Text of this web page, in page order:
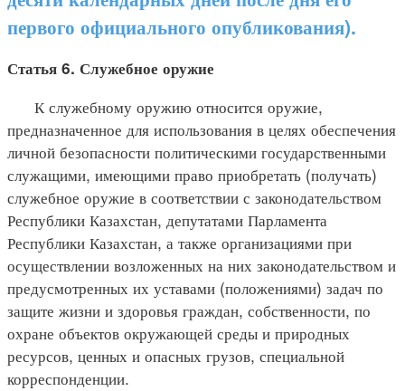
первого официального опубликования).
Статья 6. Служебное оружие
К служебному оружию относится оружие,
предназначенное для использования в целях обеспечения
личной безопасности политическими государственными
служащими, имеющими право приобретать (получать)
служебное оружие в соответствии с законодательством
Республики Казахстан, депутатами Парламента
Республики Казахстан, а также организациями при
осуществлении возложенных на них законодательством и
предусмотренных их уставами (положениями) задач по
защите жизни и здоровья граждан, собственности, по
охране объектов окружающей среды и природных
ресурсов, ценных и опасных грузов, специальной
корреспонденции.